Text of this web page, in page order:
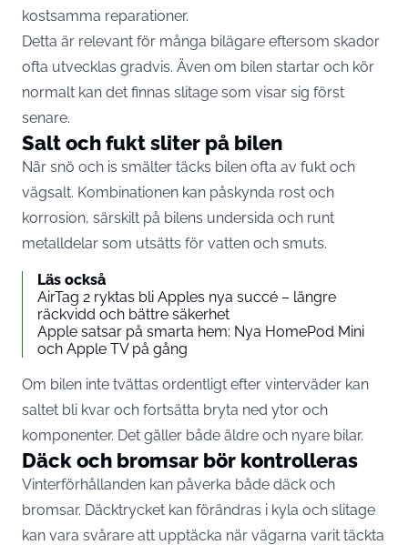
kostsamma reparationer.
Detta är relevant för många bilägare eftersom skador
ofta utvecklas gradvis. Även om bilen startar och kör
normalt kan det finnas slitage som visar sig först
senare.
Salt och fukt sliter på bilen
När snö och is smälter täcks bilen ofta av fukt och
vägsalt. Kombinationen kan påskynda rost och
korrosion, särskilt på bilens undersida och runt
metalldelar som utsätts för vatten och smuts.
Läs också
AirTag 2 ryktas bli Apples nya succé – längre
räckvidd och bättre säkerhet
Apple satsar på smarta hem: Nya HomePod Mini
och Apple TV på gång
Om bilen inte tvättas ordentligt efter vinterväder kan
saltet bli kvar och fortsätta bryta ned ytor och
komponenter. Det gäller både äldre och nyare bilar.
Däck och bromsar bör kontrolleras
Vinterförhållanden kan påverka både däck och
bromsar. Däcktrycket kan förändras i kyla och slitage
kan vara svårare att upptäcka när vägarna varit täckta